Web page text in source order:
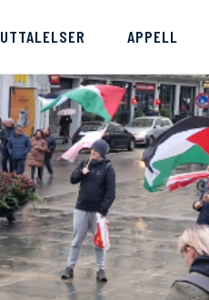
UTTALELSER APPELL